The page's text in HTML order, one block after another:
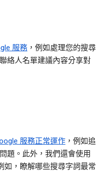
服務 ，例如處理您的搜尋
絡人名單建議內容分享對
服務正常運作 ，例如追
題。此外，我們還會使用
如，瞭解哪些搜尋字詞最常